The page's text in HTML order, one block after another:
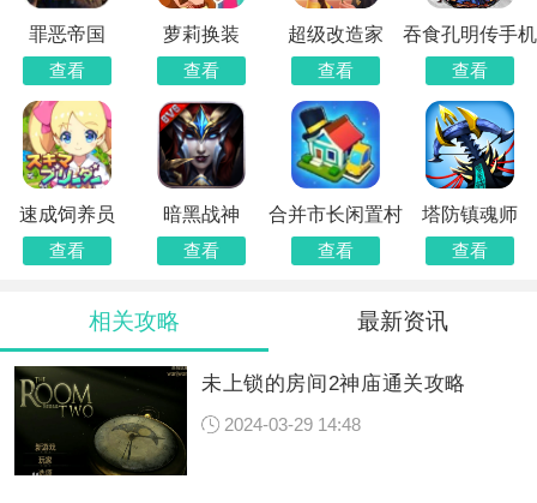
罪恶帝国
查看
萝莉换装
查看
超级改造家
查看
吞食孔明传手机
版
查看
速成饲养员
查看
暗黑战神
查看
合并市长闲置村
查看
塔防镇魂师
查看
相关攻略 最新资讯
未上锁的房间2神庙通关攻略
2024-03-29 14:48